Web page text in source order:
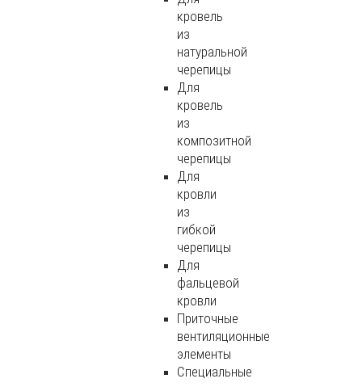
кровель
из
натуральной
черепицы
Для
кровель
из
композитной
черепицы
Для
кровли
из
гибкой
черепицы
Для
фальцевой
кровли
Приточные
вентиляционные
элементы
Специальные